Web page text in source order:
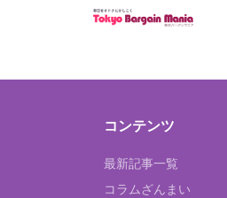
コンテンツ
最新記事一覧
コラムざんまい